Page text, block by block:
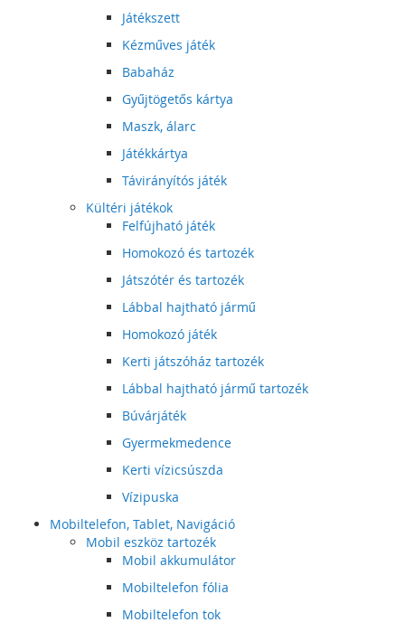
Játékszett
Kézműves játék
Babaház
Gyűjtögetős kártya
Maszk, álarc
Játékkártya
Távirányítós játék
Kültéri játékok
Felfújható játék
Homokozó és tartozék
Játszótér és tartozék
Lábbal hajtható jármű
Homokozó játék
Kerti játszóház tartozék
Lábbal hajtható jármű tartozék
Búvárjáték
Gyermekmedence
Kerti vízicsúszda
Vízipuska
Mobiltelefon, Tablet, Navigáció
Mobil eszköz tartozék
Mobil akkumulátor
Mobiltelefon fólia
Mobiltelefon tok